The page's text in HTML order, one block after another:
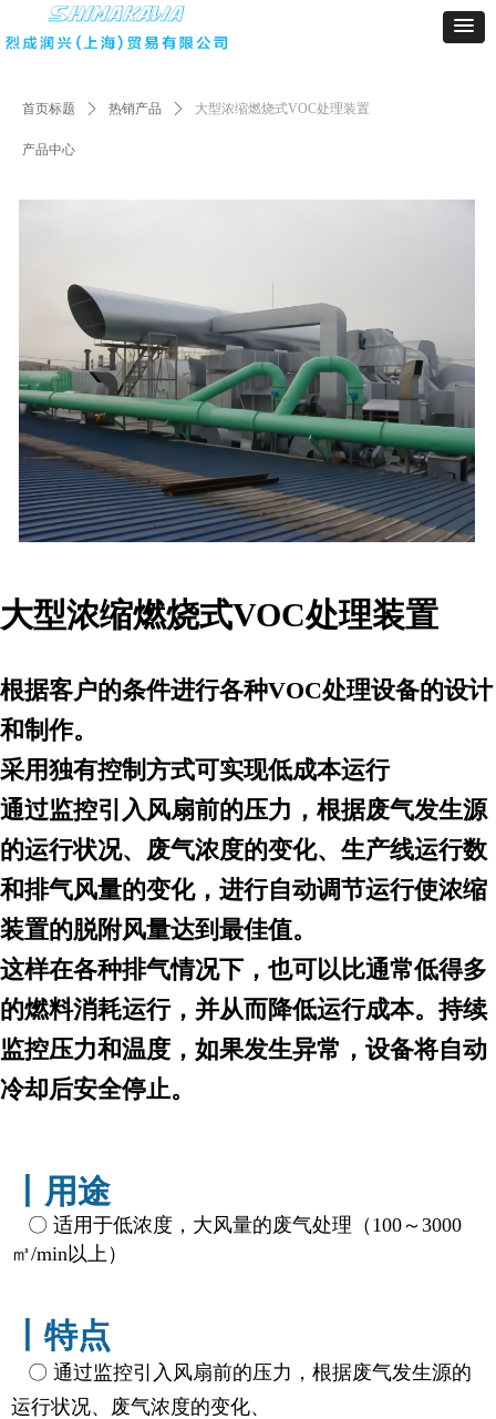
首页标题 ꄲ 热销产品 ꄲ 大型浓缩燃烧式VOC处理装置
大型浓缩燃烧式VOC处理装置
根据客户的条件进行各种VOC处理设备的设计
和制作。
采用独有控制方式可实现低成本运行
通过监控引入风扇前的压力，根据废气发生源
的运行状况、废气浓度的变化、生产线运行数
和排气风量的变化，进行自动调节运行使浓缩
装置的脱附风量达到最佳值。
这样在各种排气情况下，也可以比通常低得多
的燃料消耗运行，并从而降低运行成本。持续
监控压力和温度，如果发生异常，设备将自动
冷却后安全停止。
丨用途
〇 适用于低浓度，大风量的废气处理（100～3000
㎥/min以上）
丨特点
〇 通过监控引入风扇前的压力，根据废气发生源的
运行状况、废气浓度的变化、
产品中心